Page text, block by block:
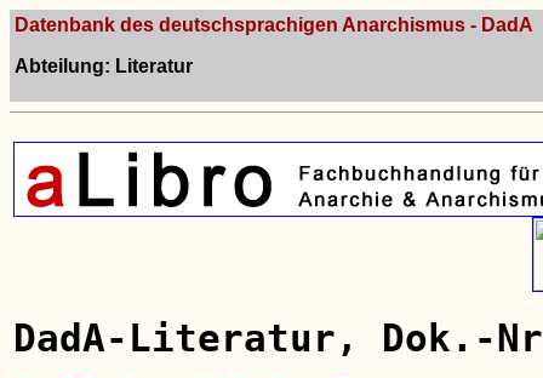
Datenbank des deutschsprachigen Anarchismus - DadA
Abteilung: Literatur
DadA-Literatur, Dok.-